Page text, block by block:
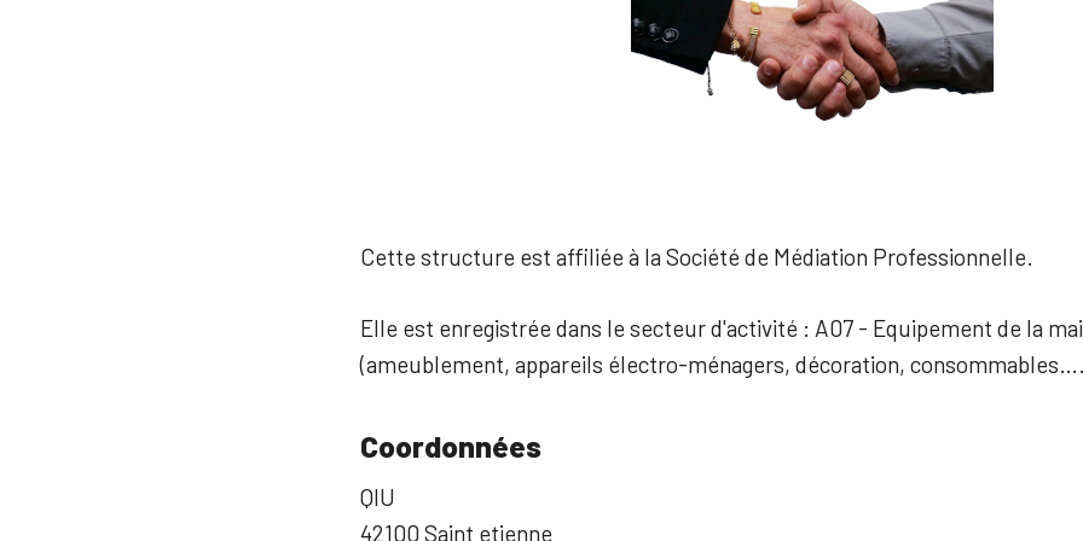
Cette structure est affiliée à la Société de Médiation Professionnelle.
Elle est enregistrée dans le secteur d'activité : A07 - Equipement de la
(ameublement, appareils électro-ménagers, décoration,
Coordonnées
QIU
42100 Saint etienne